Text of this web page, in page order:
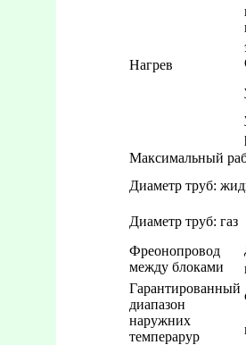
Нагрев
Максимальный
Диаметр труб:
Диаметр труб: газ
Фреонопровод
между блоками
Гарантированный
диапазон
наружних
темперарур